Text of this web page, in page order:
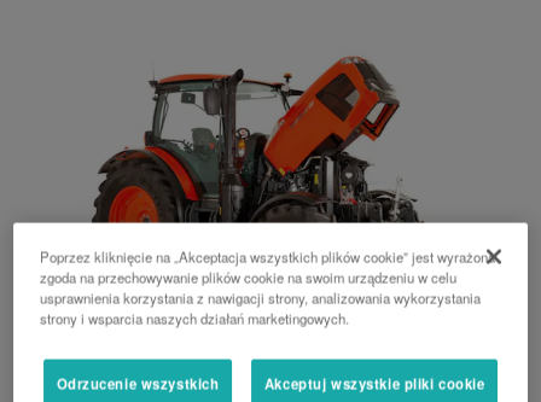
Poprzez kliknięcie na „Akceptacja wszystkich plików cookie” jest wyrażona
zgoda na przechowywanie plików cookie na swoim urządzeniu w celu
usprawnienia korzystania z nawigacji strony, analizowania wykorzystania
strony i wsparcia naszych działań marketingowych.
Odrzucenie wszystkich Akceptuj wszystkie pliki cookie